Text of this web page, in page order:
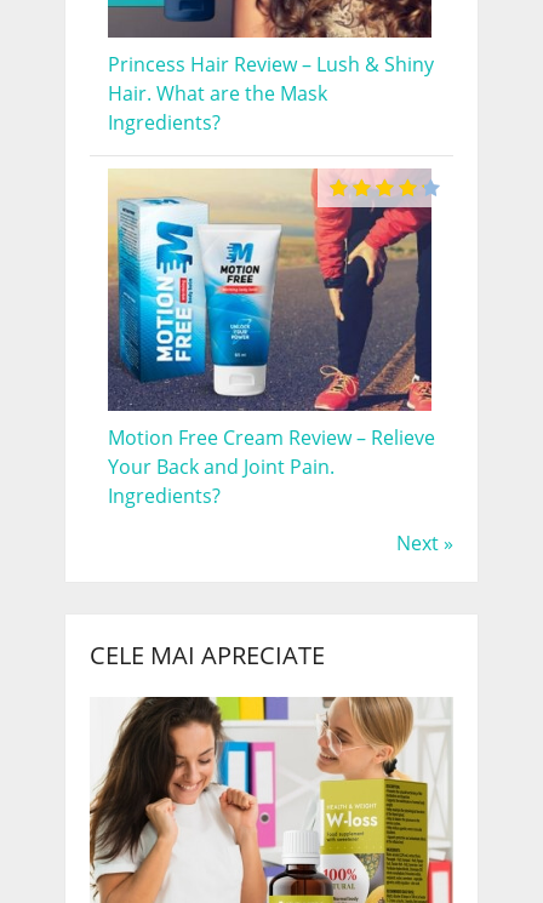
Princess Hair Review – Lush & Shiny
Hair. What are the Mask
Ingredients?
Motion Free Cream Review – Relieve
Your Back and Joint Pain.
Ingredients?
Next »
CELE MAI APRECIATE